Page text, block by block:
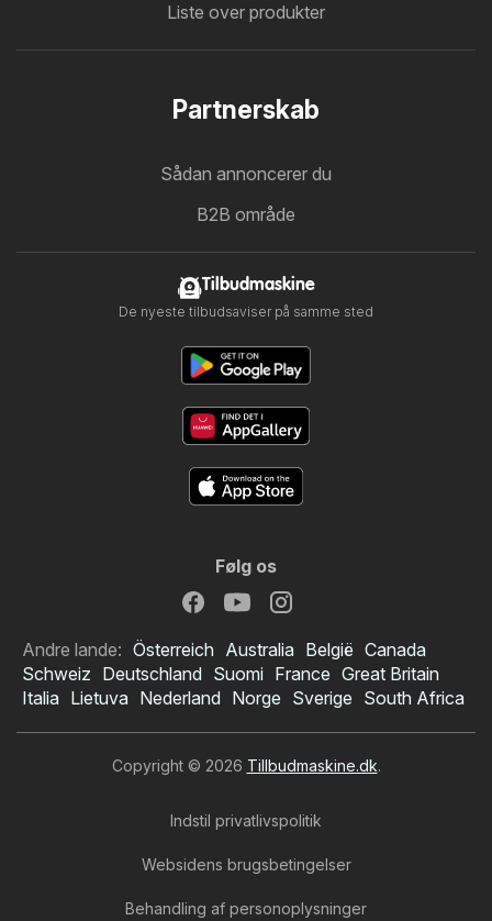
Liste over produkter
Partnerskab
Sådan annoncerer du
B2B område
Tilbudmaskine
De nyeste tilbudsaviser på samme sted
Følg os
Andre lande: Österreich Australia België Canada
Schweiz Deutschland Suomi France Great Britain
Italia Lietuva Nederland Norge Sverige South Africa
Copyright © 2026 Tillbudmaskine.dk.
Indstil privatlivspolitik
Websidens brugsbetingelser
Behandling af personoplysninger